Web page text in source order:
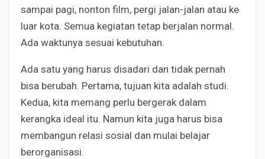
sampai pagi, nonton film, pergi jalan-jalan atau ke
luar kota. Semua kegiatan tetap berjalan normal.
Ada waktunya sesuai kebutuhan.
Ada satu yang harus disadari dan tidak pernah
bisa berubah. Pertama, tujuan kita adalah studi.
Kedua, kita memang perlu bergerak dalam
kerangka ideal itu. Namun kita juga harus bisa
membangun relasi sosial dan mulai belajar
berorganisasi.